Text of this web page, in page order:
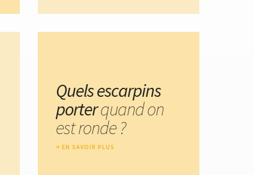
Quels escarpins
porterquand on
est ronde ?
EN SAVOIR PLUS